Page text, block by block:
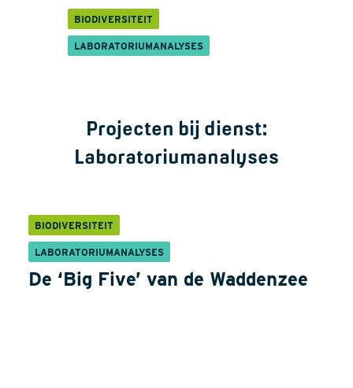
BIODIVERSITEIT
LABORATORIUMANALYSES
Projecten bij dienst:
Laboratoriumanalyses
BIODIVERSITEIT
LABORATORIUMANALYSES
De ‘Big Five’ van de Waddenzee